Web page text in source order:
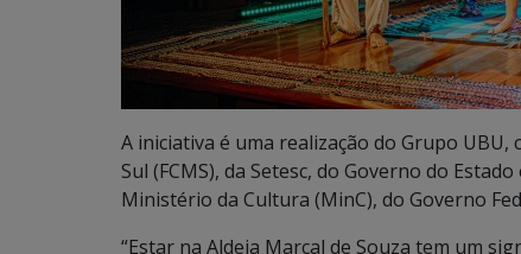
A iniciativa é uma realização do Grupo
Sul (FCMS), da Setesc, do Governo do
Ministério da Cultura (MinC), do Governo
“Estar na Aldeia Marçal de Souza tem um